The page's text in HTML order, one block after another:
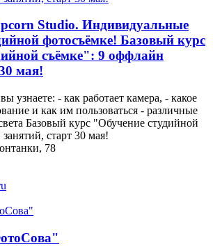
Studio. Индивидуальные
фотосъёмке! Базовый курс
съёмке": 9 оффлайн
мая!
узнаете: - как работает камера, - какое
и как им пользоваться - различные
Базовый курс "Обучение студийной
старт 30 мая!
78